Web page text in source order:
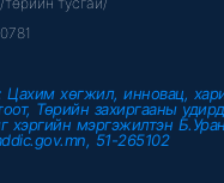
Цахим хөгжил, инновац,
Төрийн захиргааны
хэргийн мэргэжилтэн
51-265102